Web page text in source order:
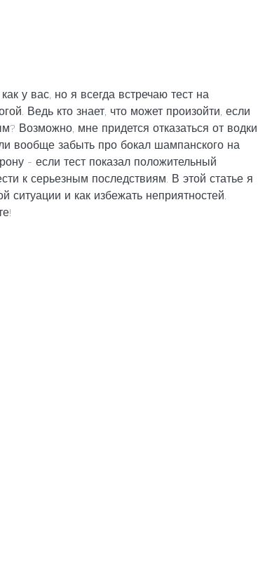
у вас, но я всегда встречаю тест на
Ведь кто знает, что может произойти, если
Возможно, мне придется отказаться от водки
вообще забыть про бокал шампанского на
- если тест показал положительный
к серьезным последствиям. В этой статье я
ситуации и как избежать неприятностей.